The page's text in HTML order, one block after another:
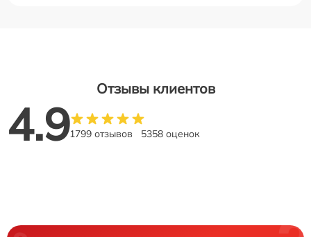
Отзывы клиентов
4.91799 отзывов 5358 оценок